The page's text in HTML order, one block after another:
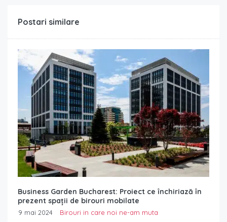
Postari similare
Business Garden Bucharest: Proiect ce închiriază în
prezent spații de birouri mobilate
9 mai 2024
Birouri in care noi ne-am muta